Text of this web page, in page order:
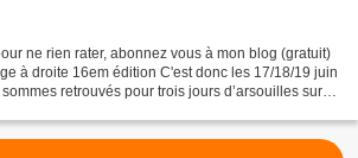
ne rien rater, abonnez vous à mon blog (gratuit)
à droite 16em édition C'est donc les 17/18/19 juin
retrouvés pour trois jours d’arsouilles sur le